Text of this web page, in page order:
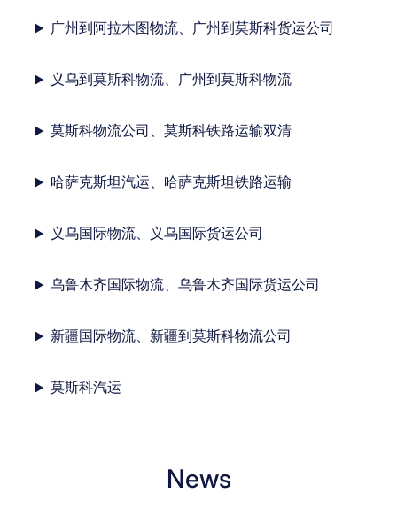
广州到阿拉木图物流、广州到莫斯科货运公司
义乌到莫斯科物流、广州到莫斯科物流
莫斯科物流公司、莫斯科铁路运输双清
哈萨克斯坦汽运、哈萨克斯坦铁路运输
义乌国际物流、义乌国际货运公司
乌鲁木齐国际物流、乌鲁木齐国际货运公司
新疆国际物流、新疆到莫斯科物流公司
莫斯科汽运
News